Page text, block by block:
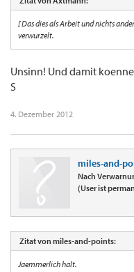
[ Das dies als Arbeit und nichts
verwurzelt.
Unsinn! Und damit
S
4. Dezember 2012
miles-and-
Nach
(User ist
Zitat von miles-and-points:
Jaemmerlich halt.